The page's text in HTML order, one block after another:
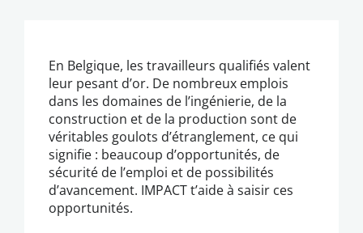
En Belgique, les travailleurs qualifiés valent
leur pesant d’or. De nombreux emplois
dans les domaines de l’ingénierie, de la
construction et de la production sont de
véritables goulots d’étranglement, ce qui
signifie : beaucoup d’opportunités, de
sécurité de l’emploi et de possibilités
d’avancement. IMPACT t’aide à saisir ces
opportunités.